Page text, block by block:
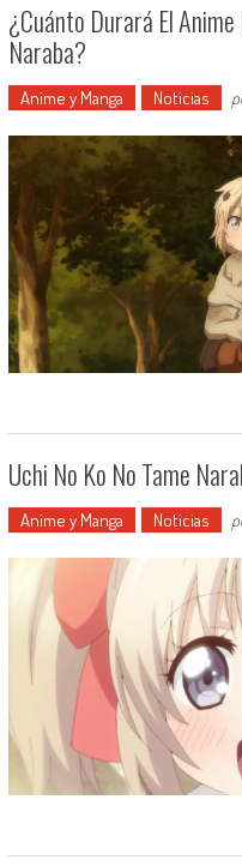
¿Cuánto Durará El
Naraba?
Anime y Manga Noticias
Uchi No Ko No Tame
Anime y Manga Noticias